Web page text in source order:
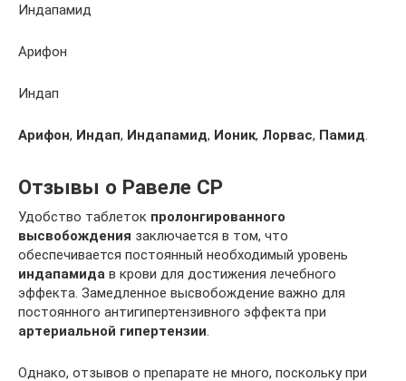
Индапамид
Арифон
Индап
Арифон, Индап, Индапамид, Ионик, Лорвас, Памид.
Отзывы о Равеле СР
Удобство таблеток пролонгированного
высвобождения заключается в том, что
обеспечивается постоянный необходимый уровень
индапамида в крови для достижения лечебного
эффекта. Замедленное высвобождение важно для
постоянного антигипертензивного эффекта при
артериальной гипертензии.
Однако, отзывов о препарате не много, поскольку при